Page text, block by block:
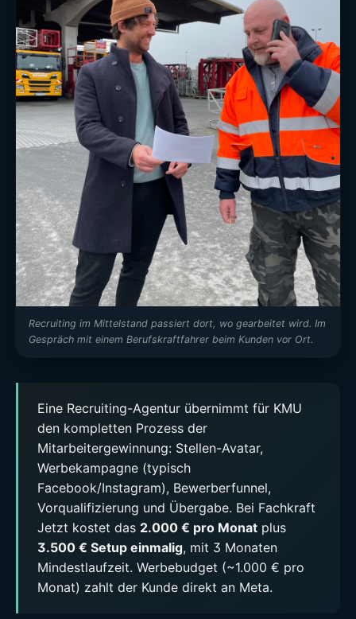
Recruiting im Mittelstand passiert dort, wo gearbeitet wird. Im
Gespräch mit einem Berufskraftfahrer beim Kunden vor Ort.
Eine Recruiting-Agentur übernimmt für KMU
den kompletten Prozess der
Mitarbeitergewinnung: Stellen-Avatar,
Werbekampagne (typisch
Facebook/Instagram), Bewerberfunnel,
Vorqualifizierung und Übergabe. Bei Fachkraft
Jetzt kostet das 2.000 € pro Monat plus
3.500 € Setup einmalig, mit 3 Monaten
Mindestlaufzeit. Werbebudget (~1.000 € pro
Monat) zahlt der Kunde direkt an Meta.